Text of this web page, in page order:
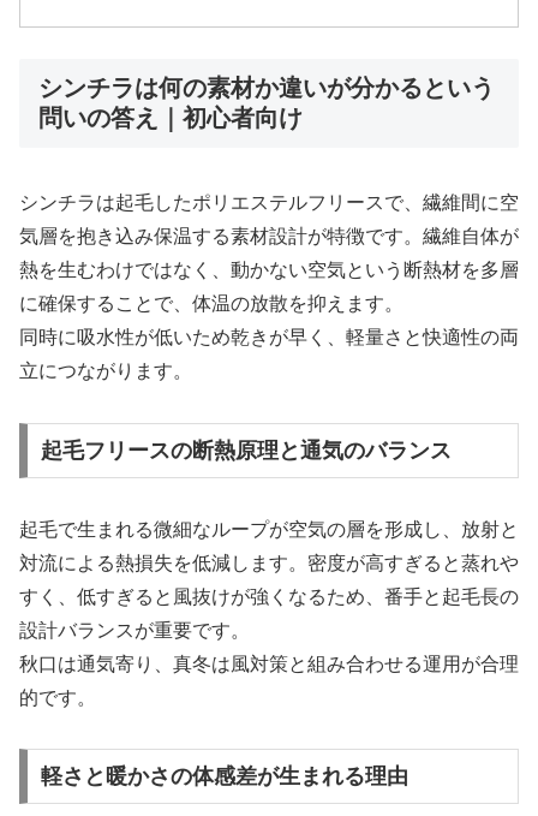
シンチラは何の素材か違いが分かるという
問いの答え｜初心者向け
シンチラは起毛したポリエステルフリースで、繊維間に空
気層を抱き込み保温する素材設計が特徴です。繊維自体が
熱を生むわけではなく、動かない空気という断熱材を多層
に確保することで、体温の放散を抑えます。
同時に吸水性が低いため乾きが早く、軽量さと快適性の両
立につながります。
起毛フリースの断熱原理と通気のバランス
起毛で生まれる微細なループが空気の層を形成し、放射と
対流による熱損失を低減します。密度が高すぎると蒸れや
すく、低すぎると風抜けが強くなるため、番手と起毛長の
設計バランスが重要です。
秋口は通気寄り、真冬は風対策と組み合わせる運用が合理
的です。
軽さと暖かさの体感差が生まれる理由